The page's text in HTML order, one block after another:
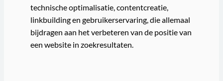
technische optimalisatie, contentcreatie,
linkbuilding en gebruikerservaring, die allemaal
bijdragen aan het verbeteren van de positie van
een website in zoekresultaten.